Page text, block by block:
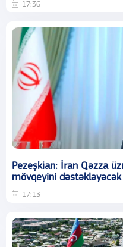
17:36
Pezeşkian: İran Qəzza
mövqeyini dəstəkləyəcək
17:13